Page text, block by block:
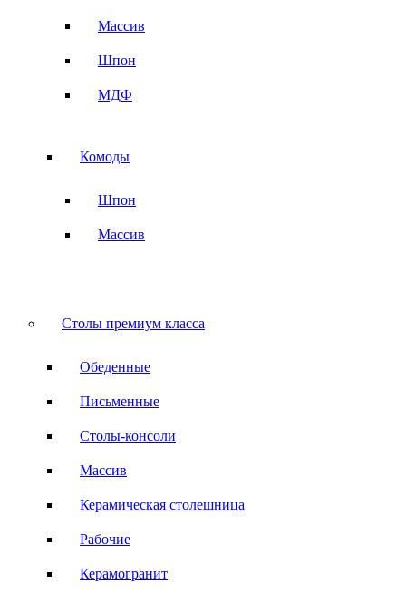
Массив
Шпон
МДФ
Комоды
Шпон
Массив
Столы премиум класса
Обеденные
Письменные
Столы-консоли
Массив
Керамическая столешница
Рабочие
Керамогранит